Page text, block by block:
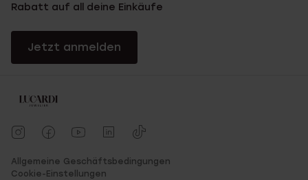
Rabatt auf all deine Einkäufe
Jetzt anmelden
Allgemeine Geschäftsbedingungen
Cookie-Einstellungen